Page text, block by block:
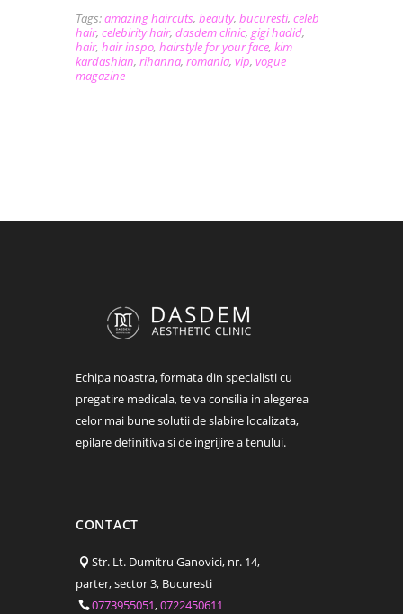
Tags:amazing haircuts, beauty, bucuresti, celeb
hair, celebirity hair, dasdem clinic, gigi hadid,
hair, hair inspo, hairstyle for your face, kim
kardashian, rihanna, romania, vip, vogue
magazine
Echipa noastra, formata din specialisti cu
pregatire medicala, te va consilia in alegerea
celor mai bune solutii de slabire localizata,
epilare definitiva si de ingrijire a tenului.
CONTACT
Str. Lt. Dumitru Ganovici, nr. 14,
parter, sector 3, Bucuresti
0773955051,0722450611